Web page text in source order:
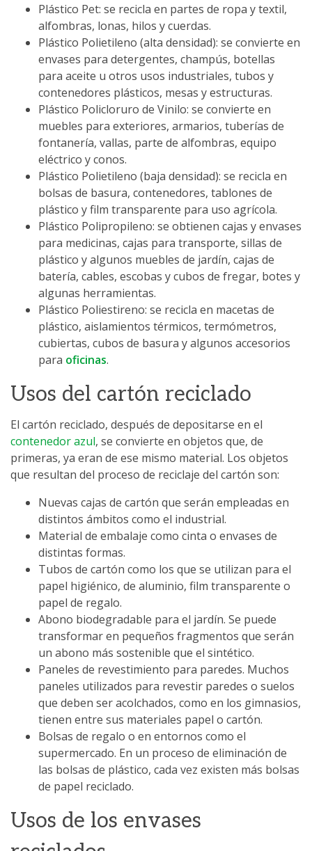
Plástico Pet: se recicla en partes de ropa y textil,
alfombras, lonas, hilos y cuerdas.
Plástico Polietileno (alta densidad): se convierte en
envases para detergentes, champús, botellas
para aceite u otros usos industriales, tubos y
contenedores plásticos, mesas y estructuras.
Plástico Policloruro de Vinilo: se convierte en
muebles para exteriores, armarios, tuberías de
fontanería, vallas, parte de alfombras, equipo
eléctrico y conos.
Plástico Polietileno (baja densidad): se recicla en
bolsas de basura, contenedores, tablones de
plástico y film transparente para uso agrícola.
Plástico Polipropileno: se obtienen cajas y envases
para medicinas, cajas para transporte, sillas de
plástico y algunos muebles de jardín, cajas de
batería, cables, escobas y cubos de fregar, botes y
algunas herramientas.
Plástico Poliestireno: se recicla en macetas de
plástico, aislamientos térmicos, termómetros,
cubiertas, cubos de basura y algunos accesorios
para oficinas.
Usos del cartón reciclado
El cartón reciclado, después de depositarse en el
contenedor azul, se convierte en objetos que, de
primeras, ya eran de ese mismo material. Los objetos
que resultan del proceso de reciclaje del cartón son:
Nuevas cajas de cartón que serán empleadas en
distintos ámbitos como el industrial.
Material de embalaje como cinta o envases de
distintas formas.
Tubos de cartón como los que se utilizan para el
papel higiénico, de aluminio, film transparente o
papel de regalo.
Abono biodegradable para el jardín. Se puede
transformar en pequeños fragmentos que serán
un abono más sostenible que el sintético.
Paneles de revestimiento para paredes. Muchos
paneles utilizados para revestir paredes o suelos
que deben ser acolchados, como en los gimnasios,
tienen entre sus materiales papel o cartón.
Bolsas de regalo o en entornos como el
supermercado. En un proceso de eliminación de
las bolsas de plástico, cada vez existen más bolsas
de papel reciclado.
Usos de los envases